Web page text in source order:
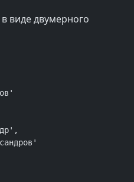
виде двумерного